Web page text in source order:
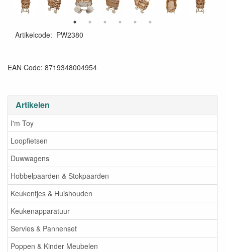
Artikelen
I'm Toy
Loopfietsen
Duwwagens
Hobbelpaarden & Stokpaarden
Keukentjes & Huishouden
Keukenapparatuur
Servies & Pannenset
Poppen & Kinder Meubelen
Artikelcode: PW2380
EAN Code: 8719348004954